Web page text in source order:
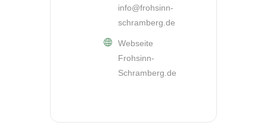
info@frohsinn-
schramberg.de
Webseite
Frohsinn-
Schramberg.de